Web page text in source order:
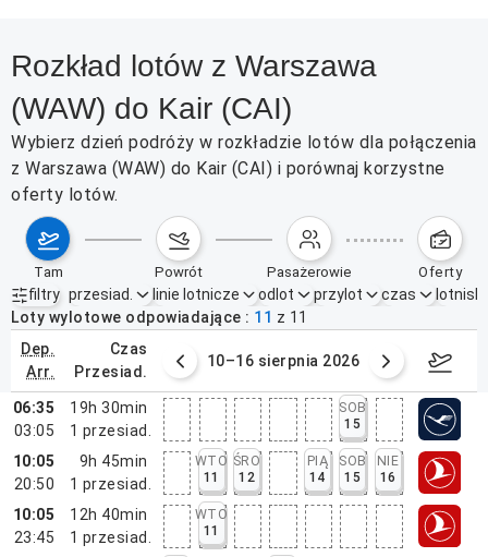
Rozkład lotów z Warszawa
(WAW) do Kair (CAI)
Wybierz dzień podróży w rozkładzie lotów dla połączenia
z Warszawa (WAW) do Kair (CAI) i porównaj korzystne
oferty lotów.
tam powrót pasażerowie oferty
filtry
Aktywne filtry brak
przesiad. linie lotnicze odlot przylot czas
Loty wylotowe odpowiadające
11 z 11
dep.
arr.
czas
przesiad.
sierpnia 2026 10–16 sierpnia 2026
06:35
03:05
19h 30min
1 przesiad.
SOB
15
10:05
20:50
9h 45min
1 przesiad.
WTO
11
ŚRO
12
PIĄ
14
SOB
15
NIE
16
10:05
23:45
12h 40min
1 przesiad.
WTO
11